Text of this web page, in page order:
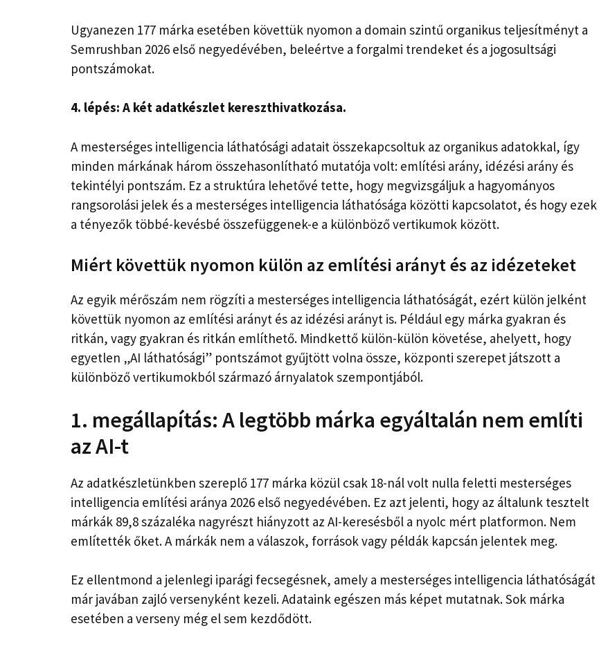
Ugyanezen 177 márka esetében követtük nyomon a domain szintű organikus teljesítményt a
Semrushban 2026 első negyedévében, beleértve a forgalmi trendeket és a jogosultsági
pontszámokat.
4. lépés: A két adatkészlet kereszthivatkozása.
A mesterséges intelligencia láthatósági adatait összekapcsoltuk az organikus adatokkal, így
minden márkának három összehasonlítható mutatója volt: említési arány, idézési arány és
tekintélyi pontszám. Ez a struktúra lehetővé tette, hogy megvizsgáljuk a hagyományos
rangsorolási jelek és a mesterséges intelligencia láthatósága közötti kapcsolatot, és hogy ezek
a tényezők többé-kevésbé összefüggenek-e a különböző vertikumok között.
Miért követtük nyomon külön az említési arányt és az idézeteket
Az egyik mérőszám nem rögzíti a mesterséges intelligencia láthatóságát, ezért külön jelként
követtük nyomon az említési arányt és az idézési arányt is. Például egy márka gyakran és
ritkán, vagy gyakran és ritkán említhető. Mindkettő külön-külön követése, ahelyett, hogy
egyetlen „AI láthatósági” pontszámot gyűjtött volna össze, központi szerepet játszott a
különböző vertikumokból származó árnyalatok szempontjából.
1. megállapítás: A legtöbb márka egyáltalán nem említi
az AI-t
Az adatkészletünkben szereplő 177 márka közül csak 18-nál volt nulla feletti mesterséges
intelligencia említési aránya 2026 első negyedévében. Ez azt jelenti, hogy az általunk tesztelt
márkák 89,8 százaléka nagyrészt hiányzott az AI-keresésből a nyolc mért platformon. Nem
említették őket. A márkák nem a válaszok, források vagy példák kapcsán jelentek meg.
Ez ellentmond a jelenlegi iparági fecsegésnek, amely a mesterséges intelligencia láthatóságát
már javában zajló versenyként kezeli. Adataink egészen más képet mutatnak. Sok márka
esetében a verseny még el sem kezdődött.